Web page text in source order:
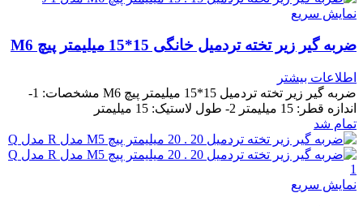
نمایش سریع
ضربه گیر زیر تخته تردمیل خانگی 15*15 میلیمتر پیچ M6
اطلاعات بیشتر
ضربه گیر زیر تخته تردمیل 15*15 میلیمتر پیچ M6 مشخصات: 1-
اندازه قطر: 15 میلیمتر 2- طول لاستیک: 15 میلیمتر
تمام شد
نمایش سریع